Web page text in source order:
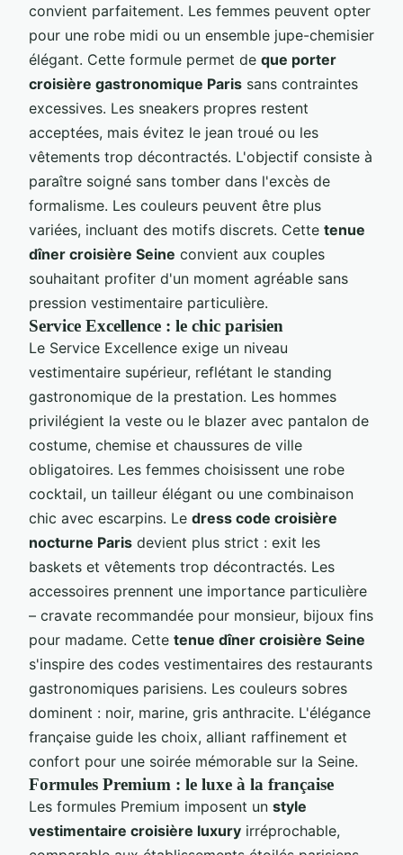
convient parfaitement. Les femmes peuvent opter
pour une robe midi ou un ensemble jupe-chemisier
élégant. Cette formule permet de que porter
croisière gastronomique Paris sans contraintes
excessives. Les sneakers propres restent
acceptées, mais évitez le jean troué ou les
vêtements trop décontractés. L'objectif consiste à
paraître soigné sans tomber dans l'excès de
formalisme. Les couleurs peuvent être plus
variées, incluant des motifs discrets. Cette tenue
dîner croisière Seine convient aux couples
souhaitant profiter d'un moment agréable sans
pression vestimentaire particulière.
Service Excellence : le chic parisien
Le Service Excellence exige un niveau
vestimentaire supérieur, reflétant le standing
gastronomique de la prestation. Les hommes
privilégient la veste ou le blazer avec pantalon de
costume, chemise et chaussures de ville
obligatoires. Les femmes choisissent une robe
cocktail, un tailleur élégant ou une combinaison
chic avec escarpins. Le dress code croisière
nocturne Paris devient plus strict : exit les
baskets et vêtements trop décontractés. Les
accessoires prennent une importance particulière
– cravate recommandée pour monsieur, bijoux fins
pour madame. Cette tenue dîner croisière Seine
s'inspire des codes vestimentaires des restaurants
gastronomiques parisiens. Les couleurs sobres
dominent : noir, marine, gris anthracite. L'élégance
française guide les choix, alliant raffinement et
confort pour une soirée mémorable sur la Seine.
Formules Premium : le luxe à la française
Les formules Premium imposent un style
vestimentaire croisière luxury irréprochable,